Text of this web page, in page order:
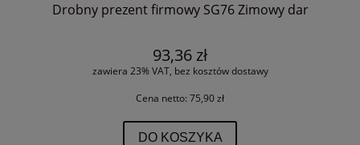
Drobny prezent firmowy SG76 Zimowy dar
93,36 zł
zawiera 23% VAT, bez kosztów dostawy
Cena netto: 75,90 zł
DO KOSZYKA